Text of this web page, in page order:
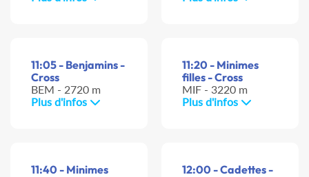
11:05 - Benjamins -
Cross
BEM - 2720 m
Plus d'infos
11:20 - Minimes
filles - Cross
MIF - 3220 m
Plus d'infos
11:40 - Minimes
12:00 - Cadettes -